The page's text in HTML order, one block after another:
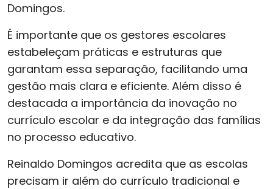
Domingos.
É importante que os gestores escolares
estabeleçam práticas e estruturas que
garantam essa separação, facilitando uma
gestão mais clara e eficiente. Além disso é
destacada a importância da inovação no
currículo escolar e da integração das famílias
no processo educativo.
Reinaldo Domingos acredita que as escolas
precisam ir além do currículo tradicional e